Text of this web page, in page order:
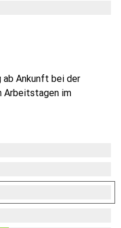
ab Ankunft bei der
Arbeitstagen im